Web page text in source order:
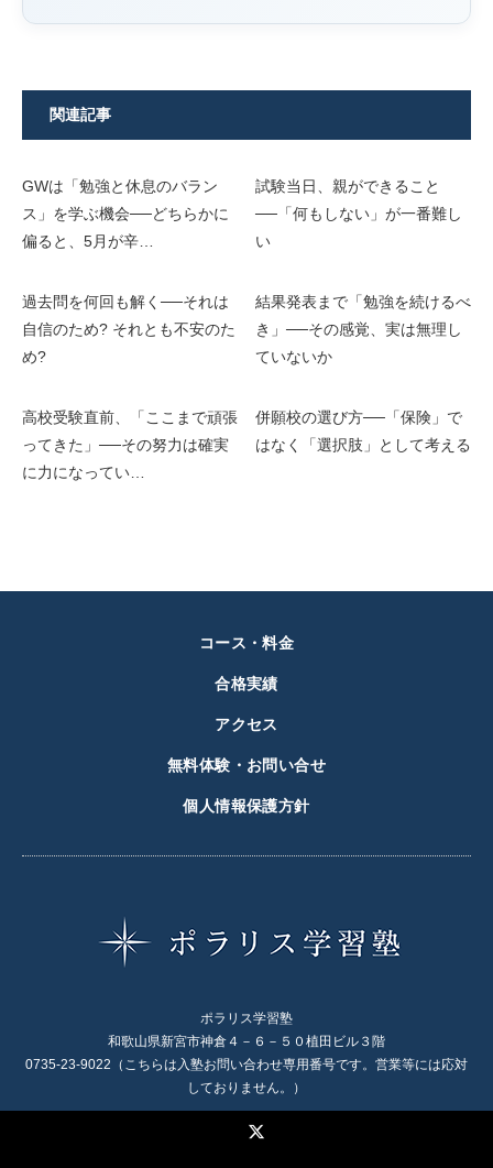
関連記事
GWは「勉強と休息のバラン
ス」を学ぶ機会──どちらかに
偏ると、5月が辛…
試験当日、親ができること
──「何もしない」が一番難し
い
過去問を何回も解く──それは
自信のため? それとも不安のた
め?
結果発表まで「勉強を続けるべ
き」──その感覚、実は無理し
ていないか
高校受験直前、「ここまで頑張
ってきた」──その努力は確実
に力になってい…
併願校の選び方──「保険」で
はなく「選択肢」として考える
コース・料金
合格実績
アクセス
無料体験・お問い合せ
個人情報保護方針
ポラリス学習塾
和歌山県新宮市神倉４－６－５０植田ビル３階
0735-23-9022（こちらは入塾お問い合わせ専用番号です。営業等には応対
しておりません。）